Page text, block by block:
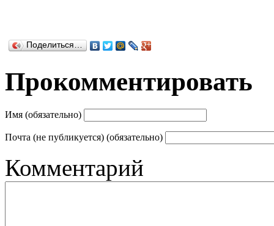
Поделиться…
Прокомментировать
Имя (обязательно)
Почта (не публикуется) (обязательно)
Комментарий